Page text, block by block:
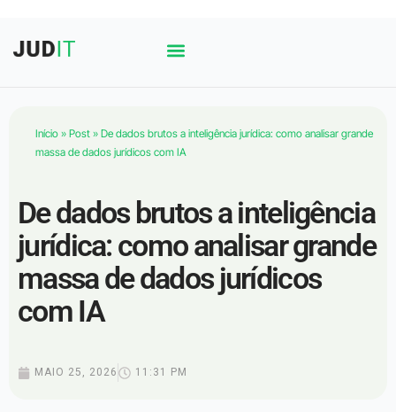
Início » Post » De dados brutos a inteligência jurídica: como analisar grande
massa de dados jurídicos com IA
De dados brutos a inteligência
jurídica: como analisar grande
massa de dados jurídicos
com IA
MAIO 25, 2026 11:31 PM